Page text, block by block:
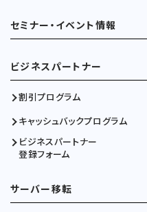
セミナー・イベント情報
ビジネスパートナー
割引プログラム
キャッシュバックプログラム
ビジネスパートナー
登録フォーム
サーバー移転